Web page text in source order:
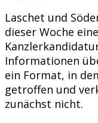
Laschet und
dieser Woche
Informationen
ein Format, in
getroffen und
zunächst nicht.